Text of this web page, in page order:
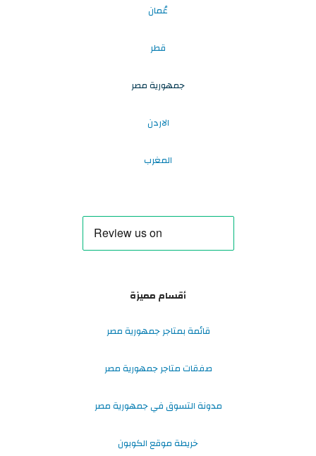
عُمان
قطر
جمهورية مصر
الاردن
المغرب
أقسام مميزة
قائمة بمتاجر جمهورية مصر
صفقات متاجر جمهورية مصر
مدونة التسوق في جمهورية مصر
خريطة موقع الكوبون